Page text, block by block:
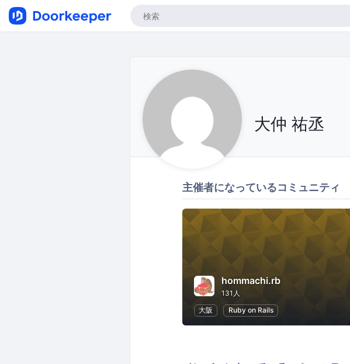
大仲 祐丞
主催者になっているコミュニティ
hommachi.rb
131人
大阪
Ruby on Rails